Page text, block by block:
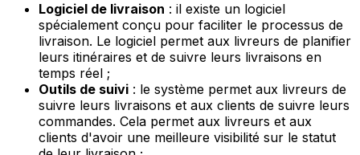
Logiciel de livraison : il existe un logiciel
spécialement conçu pour faciliter le processus de
livraison. Le logiciel permet aux livreurs de planifier
leurs itinéraires et de suivre leurs livraisons en
temps réel ;
Outils de suivi : le système permet aux livreurs de
suivre leurs livraisons et aux clients de suivre leurs
commandes. Cela permet aux livreurs et aux
clients d'avoir une meilleure visibilité sur le statut